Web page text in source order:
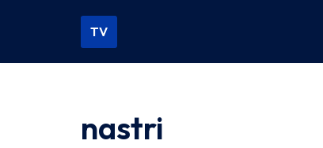
al
TV
nastri